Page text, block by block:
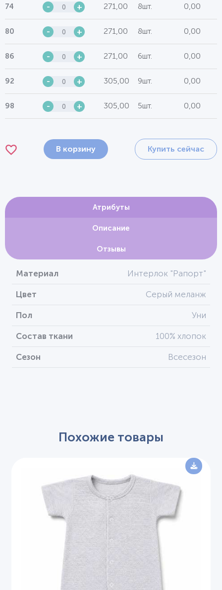
74 - + 271,00 8шт. 0,00
80 - + 271,00 8шт. 0,00
86 - + 271,00 6шт. 0,00
92 - + 305,00 9шт. 0,00
98 - + 305,00 5шт. 0,00
В корзину Купить сейчас
Атрибуты
Описание
Отзывы
Материал Интерлок "Рапорт"
Цвет Серый меланж
Пол Уни
Состав ткани 100% хлопок
Сезон Всесезон
Похожие товары